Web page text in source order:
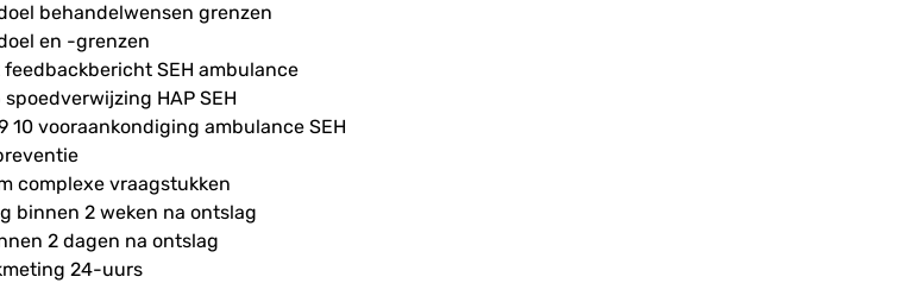
behandelwensen grenzen
en -grenzen
feedbackbericht SEH ambulance
HAP SEH
10 vooraankondiging ambulance SEH
complexe vraagstukken
binnen 2 weken na ontslag
2 dagen na ontslag
24-uurs